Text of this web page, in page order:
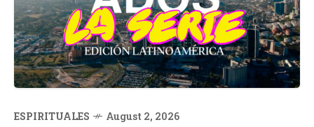
ESPIRITUALES August 2, 2026